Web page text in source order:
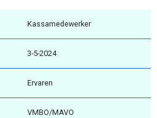
Kassamedewerker
3-5-2024
Ervaren
VMBO/MAVO